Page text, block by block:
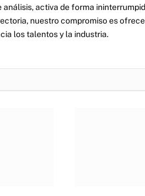
activa de forma
nuestro compromiso es
los talentos y la industria.